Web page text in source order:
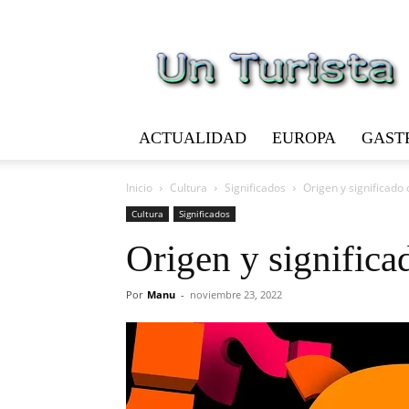
Turista
ACTUALIDAD EUROPA
Inicio Cultura Significados Origen y significado
Cultura Significados
Origen y
Por Manu - noviembre 23, 2022